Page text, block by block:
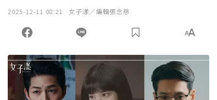
2025-12-11 08:21 女子漾／編輯張念慈